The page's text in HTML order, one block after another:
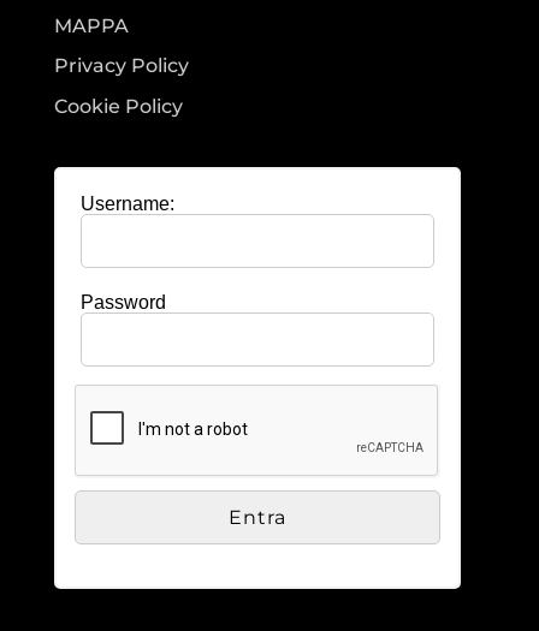
MAPPA
Privacy Policy
Cookie Policy
Username:
Password